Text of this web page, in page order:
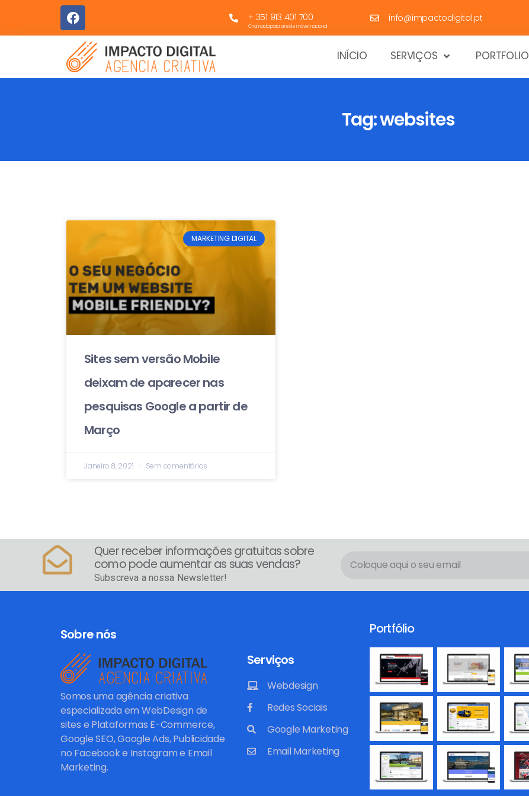
+ 351 913 401 700
Chamada para a rede móvel nacional
info@impactodigital.pt
INÍCIO SERVIÇOS PORTFOLIO
Tag: websites
MARKETING DIGITAL
Sites sem versão Mobile
deixam de aparecer nas
pesquisas Google a partir de
Março
Janeiro 8, 2021 Sem comentários
Quer receber informações gratuitas sobre
como pode aumentar as suas vendas?
Subscreva a nossa Newsletter!
Sobre nós
Somos uma agência criativa
especializada em WebDesign de
sites e Plataformas E-Commerce,
Google SEO, Google Ads, Publicidade
no Facebook e Instagram e Email
Marketing.
Serviços
Webdesign
Redes Sociais
Google Marketing
Email Marketing
Portfólio